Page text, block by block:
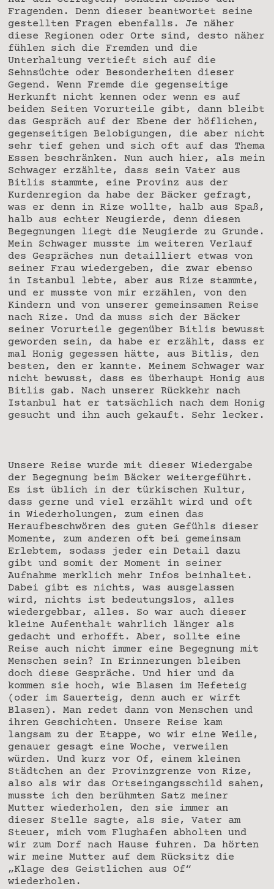
Fragenden. Denn dieser beantwortet seine
gestellten Fragen ebenfalls. Je näher
diese Regionen oder Orte sind, desto näher
fühlen sich die Fremden und die
Unterhaltung vertieft sich auf die
Sehnsüchte oder Besonderheiten dieser
Gegend. Wenn Fremde die gegenseitige
Herkunft nicht kennen oder wenn es auf
beiden Seiten Vorurteile gibt, dann bleibt
das Gespräch auf der Ebene der höflichen,
gegenseitigen Belobigungen, die aber nicht
sehr tief gehen und sich oft auf das Thema
Essen beschränken. Nun auch hier, als mein
Schwager erzählte, dass sein Vater aus
Bitlis stammte, eine Provinz aus der
Kurdenregion da habe der Bäcker gefragt,
was er denn in Rize wollte, halb aus Spaß,
halb aus echter Neugierde, denn diesen
Begegnungen liegt die Neugierde zu Grunde.
Mein Schwager musste im weiteren Verlauf
des Gespräches nun detailliert etwas von
seiner Frau wiedergeben, die zwar ebenso
in Istanbul lebte, aber aus Rize stammte,
und er musste von mir erzählen, von den
Kindern und von unserer gemeinsamen Reise
nach Rize. Und da muss sich der Bäcker
seiner Vorurteile gegenüber Bitlis bewusst
geworden sein, da habe er erzählt, dass er
mal Honig gegessen hätte, aus Bitlis, den
besten, den er kannte. Meinem Schwager war
nicht bewusst, dass es überhaupt Honig aus
Bitlis gab. Nach unserer Rückkehr nach
Istanbul hat er tatsächlich nach dem Honig
gesucht und ihn auch gekauft. Sehr lecker.
Unsere Reise wurde mit dieser Wiedergabe
der Begegnung beim Bäcker weitergeführt.
Es ist üblich in der türkischen Kultur,
dass gerne und viel erzählt wird und oft
in Wiederholungen, zum einen das
Heraufbeschwören des guten Gefühls dieser
Momente, zum anderen oft bei gemeinsam
Erlebtem, sodass jeder ein Detail dazu
gibt und somit der Moment in seiner
Aufnahme merklich mehr Infos beinhaltet.
Dabei gibt es nichts, was ausgelassen
wird, nichts ist bedeutungslos, alles
wiedergebbar, alles. So war auch dieser
kleine Aufenthalt wahrlich länger als
gedacht und erhofft. Aber, sollte eine
Reise auch nicht immer eine Begegnung mit
Menschen sein? In Erinnerungen bleiben
doch diese Gespräche. Und hier und da
kommen sie hoch, wie Blasen im Hefeteig
(oder im Sauerteig, denn auch er wirft
Blasen). Man redet dann von Menschen und
ihren Geschichten. Unsere Reise kam
langsam zu der Etappe, wo wir eine Weile,
genauer gesagt eine Woche, verweilen
würden. Und kurz vor Of, einem kleinen
Städtchen an der Provinzgrenze von Rize,
also als wir das Ortseingangsschild sahen,
musste ich den berühmten Satz meiner
Mutter wiederholen, den sie immer an
dieser Stelle sagte, als sie, Vater am
Steuer, mich vom Flughafen abholten und
wir zum Dorf nach Hause fuhren. Da hörten
wir meine Mutter auf dem Rücksitz die
„Klage des Geistlichen aus Of“
wiederholen.